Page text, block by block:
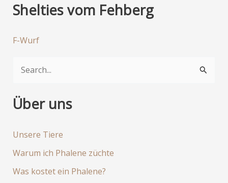
Shelties vom Fehberg
F-Wurf
c
e
Über uns
Unsere Tiere
Warum ich Phalene züchte
Was kostet ein Phalene?